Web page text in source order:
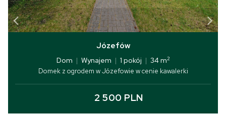
Józefów
Dom | Wynajem | 1 pokój | 34 m2
Domek z ogrodem w Józefowie w cenie kawalerki
2 500 PLN